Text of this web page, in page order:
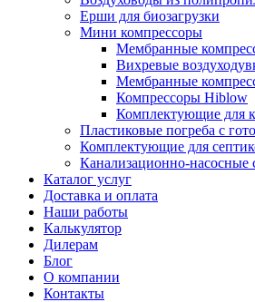
Ерши для биозагрузки
Мини компрессоры
Мембранные
Вихревые
Мембранные
Компрессоры Hiblow
Комплектующие для
Пластиковые погреба с
Комплектующие для
Канализационно-насосные
Каталог услуг
Доставка и оплата
Наши работы
Калькулятор
Дилерам
Блог
О компании
Контакты